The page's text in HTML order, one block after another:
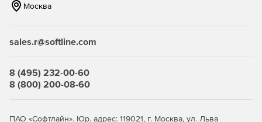
отправки сообщений адресатам без использования
ключей или сертификатов PGP или S/MIME.
Защита от спама
99% спама с чрезвычайно низким уровнем ложных
Москва
sales.r@softline.com
8 (495) 232-00-60
8 (800) 200-08-60
ПАО «Софтлайн». Юр. адрес: 119021, г. Москва, ул. Льва